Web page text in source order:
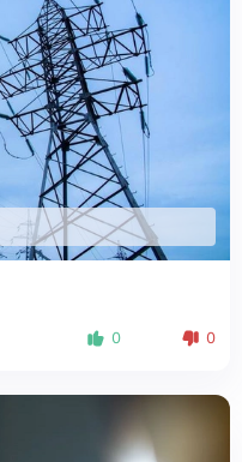
0 0